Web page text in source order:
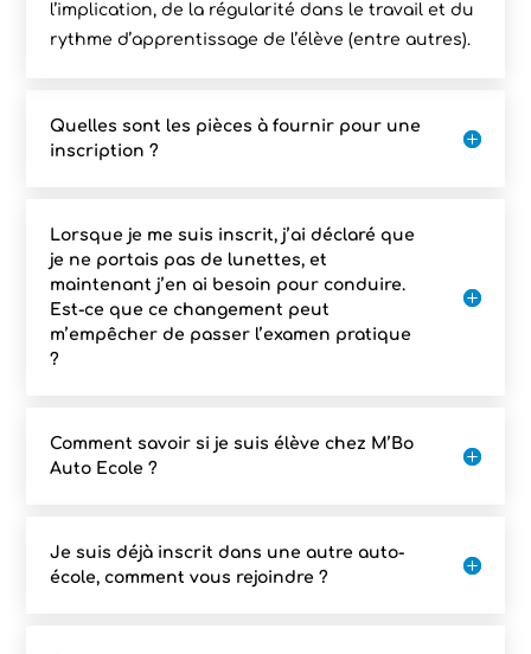
l’implication, de la régularité dans le travail et du
rythme d’apprentissage de l’élève (entre autres).
Quelles sont les pièces à fournir pour une
inscription ?
Lorsque je me suis inscrit, j’ai déclaré que
je ne portais pas de lunettes, et
maintenant j’en ai besoin pour conduire.
Est-ce que ce changement peut
m’empêcher de passer l’examen pratique
?
Comment savoir si je suis élève chez M’Bo
Auto Ecole ?
Je suis déjà inscrit dans une autre auto-
école, comment vous rejoindre ?